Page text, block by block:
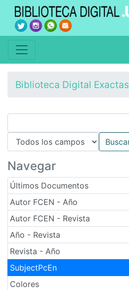
Biblioteca Digital Exactas
Navegar
Últimos Documentos
Autor FCEN - Año
Autor FCEN - Revista
Año - Revista
Revista - Año
SubjectPcEn
Colores